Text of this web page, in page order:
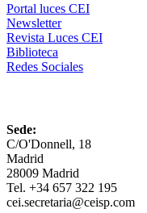
Portal luces CEI
Newsletter
Revista Luces CEI
Biblioteca
Redes Sociales
Sede:
C/O'Donnell, 18
Madrid
28009 Madrid
Tel. +34 657 322 195
cei.secretaria@ceisp.com